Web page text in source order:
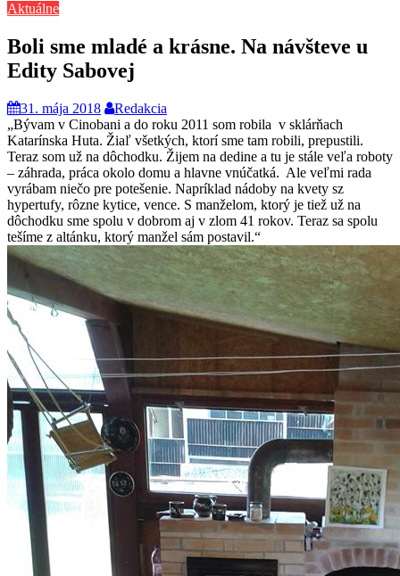
Aktuálne
Boli sme mladé a krásne. Na návšteve u
Edity Sabovej
31. mája 2018
Redakcia
„Bývam v Cinobani a do roku 2011 som robila v sklárňach
Katarínska Huta. Žiaľ všetkých, ktorí sme tam robili, prepustili.
Teraz som už na dôchodku. Žijem na dedine a tu je stále veľa roboty
– záhrada, práca okolo domu a hlavne vnúčatká. Ale veľmi rada
vyrábam niečo pre potešenie. Napríklad nádoby na kvety sz
hypertufy, rôzne kytice, vence. S manželom, ktorý je tiež už na
dôchodku sme spolu v dobrom aj v zlom 41 rokov. Teraz sa spolu
tešíme z altánku, ktorý manžel sám postavil.“